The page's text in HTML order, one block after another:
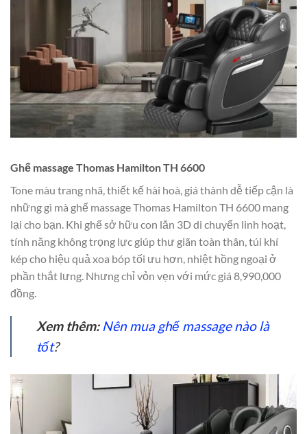
Ghế massage Thomas Hamilton TH 6600
Tone màu trang nhã, thiết kế hài hoà, giá thành dễ tiếp cận là
những gì mà ghế massage Thomas Hamilton TH 6600 mang
lại cho bạn. Khi ghế sở hữu con lăn 3D di chuyển linh hoạt,
tính năng không trọng lực giúp thư giãn toàn thân, túi khí
kép cho hiệu quả xoa bóp tối ưu hơn, nhiệt hồng ngoại ở
phần thắt lưng. Nhưng chỉ vỏn vẹn với mức giá 8,990,000
đồng.
Xem thêm: Nên mua ghế massage nào là
tốt?